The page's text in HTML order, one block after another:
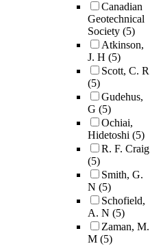
Canadian
Geotechnical
Society (5)
Atkinson,
J. H (5)
Scott, C. R
(5)
Gudehus,
G (5)
Ochiai,
Hidetoshi (5)
R. F. Craig
(5)
Smith, G.
N (5)
Schofield,
A. N (5)
Zaman, M.
M (5)